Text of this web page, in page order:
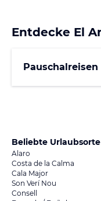
Entdecke El
Pauschalreisen
Beliebte Urlaubsorte
Alaro
Costa de la Calma
Cala Major
Son Verí Nou
Consell